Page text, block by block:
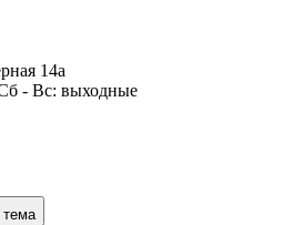
14а
- Вс: выходные
тема